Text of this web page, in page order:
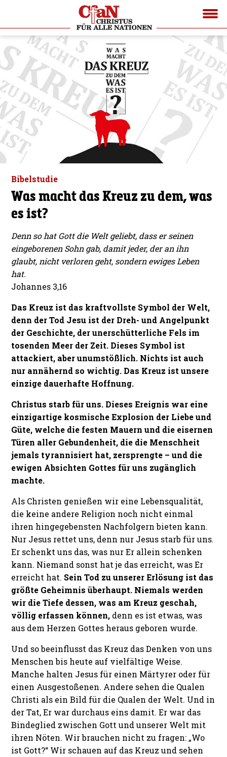
Bibelstudie
Was macht das Kreuz zu dem, was
es ist?
Denn so hat Gott die Welt geliebt, dass er seinen
eingeborenen Sohn gab, damit jeder, der an ihn
glaubt, nicht verloren geht, sondern ewiges Leben
hat.
Johannes 3,16
Das Kreuz ist das kraftvollste Symbol der Welt,
denn der Tod Jesu ist der Dreh- und Angelpunkt
der Geschichte, der unerschütterliche Fels im
tosenden Meer der Zeit. Dieses Symbol ist
attackiert, aber unumstößlich. Nichts ist auch
nur annähernd so wichtig. Das Kreuz ist unsere
einzige dauerhafte Hoffnung.
Christus starb für uns. Dieses Ereignis war eine
einzigartige kosmische Explosion der Liebe und
Güte, welche die festen Mauern und die eisernen
Türen aller Gebundenheit, die die Menschheit
jemals tyrannisiert hat, zersprengte – und die
ewigen Absichten Gottes für uns zugänglich
machte.
Als Christen genießen wir eine Lebensqualität,
die keine andere Religion noch nicht einmal
ihren hingegebensten Nachfolgern bieten kann.
Nur Jesus rettet uns, denn nur Jesus starb für uns.
Er schenkt uns das, was nur Er allein schenken
kann. Niemand sonst hat je das erreicht, was Er
erreicht hat. Sein Tod zu unserer Erlösung ist das
größte Geheimnis überhaupt. Niemals werden
wir die Tiefe dessen, was am Kreuz geschah,
völlig erfassen können, denn es ist etwas, was
aus dem Herzen Gottes heraus geboren wurde.
Und so beeinflusst das Kreuz das Denken von uns
Menschen bis heute auf vielfältige Weise.
Manche halten Jesus für einen Märtyrer oder für
einen Ausgestoßenen. Andere sehen die Qualen
Christi als ein Bild für die Qualen der Welt. Und in
der Tat, Er war durchaus eins damit. Er war das
Bindeglied zwischen Gott und unserer Welt mit
ihren Nöten. Wir brauchen nicht zu fragen: „Wo
ist Gott?“ Wir schauen auf das Kreuz und sehen